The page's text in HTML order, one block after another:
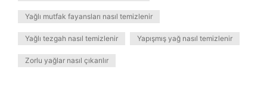
Yağlı mutfak fayansları nasıl temizlenir
Yağlı tezgah nasıl temizlenir Yapışmış yağ nasıl temizlenir
Zorlu yağlar nasıl çıkarılır